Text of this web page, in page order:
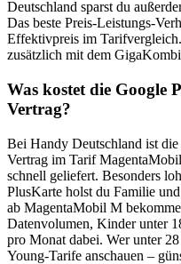
Deutschland sparst du
Das beste Preis-Leistungs-
Effektivpreis im
zusätzlich mit dem
Was kostet die Google
Vertrag?
Bei Handy Deutschland ist
Vertrag im Tarif
schnell geliefert. Besonders
PlusKarte holst du Familie
ab MagentaMobil M
Datenvolumen, Kinder unter
pro Monat dabei. Wer unter
Young-Tarife anschauen –